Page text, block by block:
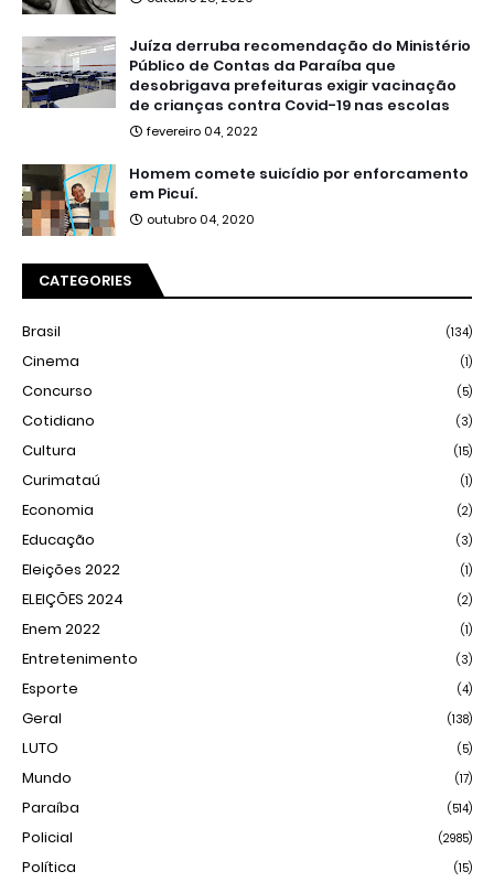
Juíza derruba recomendação do Ministério
Público de Contas da Paraíba que
desobrigava prefeituras exigir vacinação
de crianças contra Covid-19 nas escolas
fevereiro 04, 2022
Homem comete suicídio por enforcamento
em Picuí.
outubro 04, 2020
CATEGORIES
Brasil (134)
Cinema (1)
Concurso (5)
Cotidiano (3)
Cultura (15)
Curimataú (1)
Economia (2)
Educação (3)
Eleições 2022 (1)
ELEIÇÕES 2024 (2)
Enem 2022 (1)
Entretenimento (3)
Esporte (4)
Geral (138)
LUTO (5)
Mundo (17)
Paraíba (514)
Policial (2985)
Política (15)